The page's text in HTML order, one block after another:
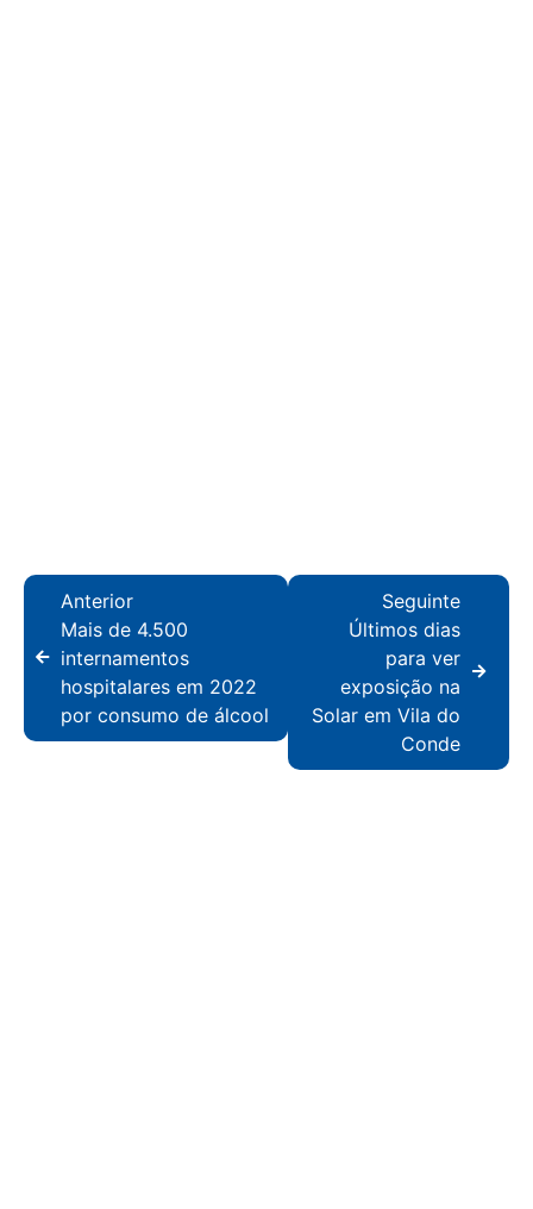
Anterior
Mais de 4.500
internamentos
hospitalares em 2022
por consumo de álcool
Seguinte
Últimos dias
para ver
exposição na
Solar em Vila do
Conde